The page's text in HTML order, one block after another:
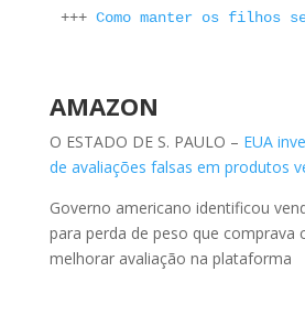
+++ Como manter os filhos
AMAZON
O ESTADO DE S. PAULO – EUA
de avaliações falsas em produtos
Governo americano identificou
para perda de peso que comprava
melhorar avaliação na plataforma